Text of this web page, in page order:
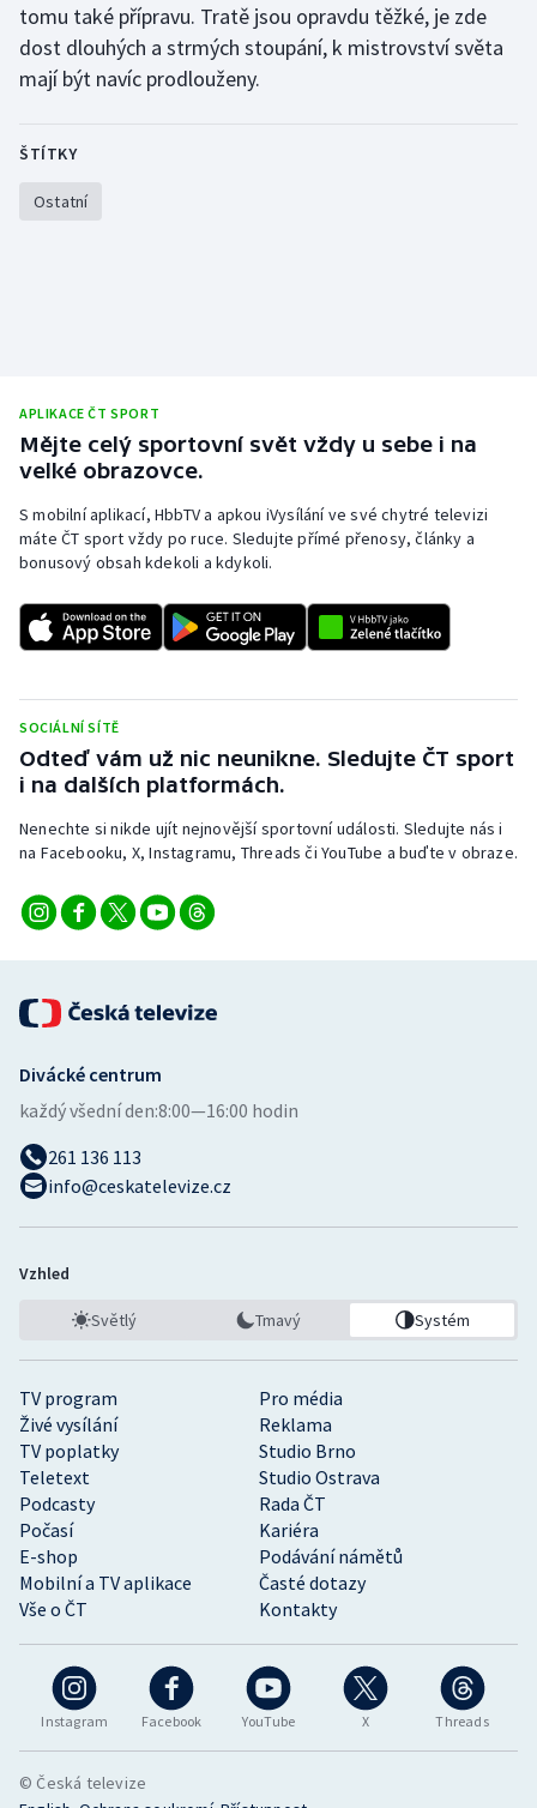
Rychlostní kanoistika
Short track
Sportovní střelba
Stolní tenis
Volejbal
Ostatní
tomu také přípravu. Tratě jsou opravdu těžké, je zde
dost dlouhých a strmých stoupání, k mistrovství světa
mají být navíc prodlouženy.
ŠTÍTKY
Ostatní
APLIKACE ČT SPORT
Mějte celý sportovní svět vždy u sebe i na
velké obrazovce.
S mobilní aplikací, HbbTV a apkou iVysílání ve své chytré televizi
máte ČT sport vždy po ruce. Sledujte přímé přenosy, články a
bonusový obsah kdekoli a kdykoli.
SOCIÁLNÍ SÍTĚ
Odteď vám už nic neunikne. Sledujte ČT sport
i na dalších platformách.
Nenechte si nikde ujít nejnovější sportovní události. Sledujte nás i
na Facebooku, X, Instagramu, Threads či YouTube a buďte v obraze.
Instagram Facebook YouTube X Threads
TV program
Pro média
Živé vysílání
Reklama
TV poplatky
Studio Brno
Teletext
Studio Ostrava
Podcasty
Rada ČT
Počasí
Kariéra
E-shop
Podávání námětů
Mobilní a TV aplikace
Časté dotazy
Vše o ČT
Kontakty
Divácké centrum
každý všední den:8:00—16:00 hodin
261 136 113
info@ceskatelevize.cz
Vzhled
Světlý Tmavý Systém
© Česká televize